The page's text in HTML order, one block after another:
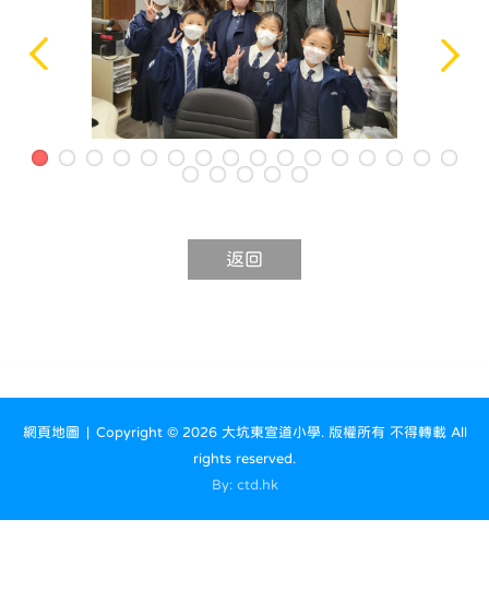
返回
網頁地圖 | Copyright © 2026 大坑東宣道小學. 版權所有 不得轉載 All
rights reserved.
By: ctd.hk